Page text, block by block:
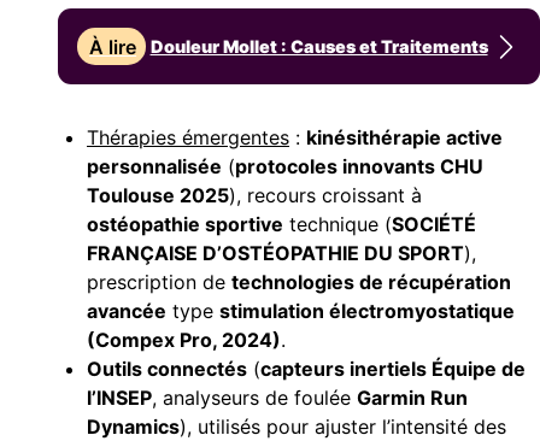
À lire Douleur Mollet : Causes et Traitements
Thérapies émergentes : kinésithérapie active
personnalisée (protocoles innovants CHU
Toulouse 2025), recours croissant à
ostéopathie sportive technique (SOCIÉTÉ
FRANÇAISE D’OSTÉOPATHIE DU SPORT),
prescription de technologies de récupération
avancée type stimulation électromyostatique
(Compex Pro, 2024).
Outils connectés (capteurs inertiels Équipe de
l’INSEP, analyseurs de foulée Garmin Run
Dynamics), utilisés pour ajuster l’intensité des